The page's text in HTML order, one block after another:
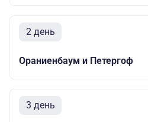
2 день
Ораниенбаум и Петергоф
3 день